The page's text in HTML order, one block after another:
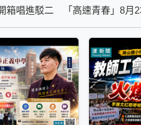
箱唱進駁二 「高速青春」8月